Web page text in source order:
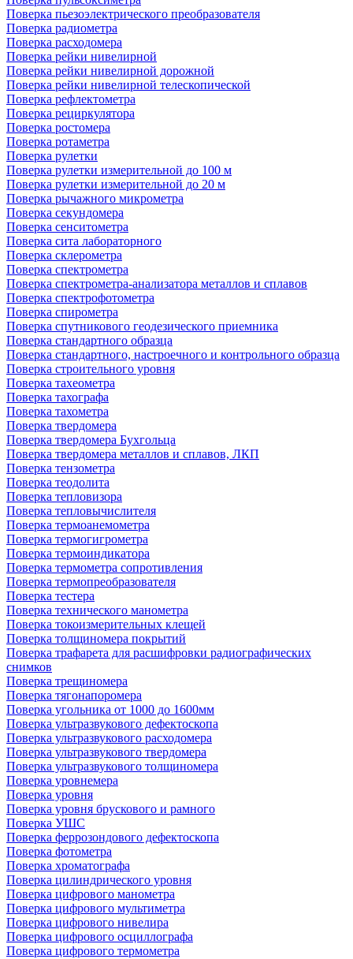
Поверка пьезоэлектрического преобразователя
Поверка радиометра
Поверка расходомера
Поверка рейки нивелирной
Поверка рейки нивелирной дорожной
Поверка рейки нивелирной телескопической
Поверка рефлектометра
Поверка рециркулятора
Поверка ростомера
Поверка ротаметра
Поверка рулетки
Поверка рулетки измерительной до 100 м
Поверка рулетки измерительной до 20 м
Поверка рычажного микрометра
Поверка секундомера
Поверка сенситометра
Поверка сита лабораторного
Поверка склерометра
Поверка спектрометра
Поверка спектрометра-анализатора металлов и сплавов
Поверка спектрофотометра
Поверка спирометра
Поверка спутникового геодезического приемника
Поверка стандартного образца
Поверка стандартного, настроечного и контрольного образца
Поверка строительного уровня
Поверка тахеометра
Поверка тахографа
Поверка тахометра
Поверка твердомера
Поверка твердомера Бухгольца
Поверка твердомера металлов и сплавов, ЛКП
Поверка тензометра
Поверка теодолита
Поверка тепловизора
Поверка тепловычислителя
Поверка термоанемометра
Поверка термогигрометра
Поверка термоиндикатора
Поверка термометра сопротивления
Поверка термопреобразователя
Поверка тестера
Поверка технического манометра
Поверка токоизмерительных клещей
Поверка толщиномера покрытий
Поверка трафарета для расшифровки радиографических
снимков
Поверка трещиномера
Поверка тягонапоромера
Поверка угольника от 1000 до 1600мм
Поверка ультразвукового дефектоскопа
Поверка ультразвукового расходомера
Поверка ультразвукового твердомера
Поверка ультразвукового толщиномера
Поверка уровнемера
Поверка уровня
Поверка уровня брускового и рамного
Поверка УШС
Поверка феррозондового дефектоскопа
Поверка фотометра
Поверка хроматографа
Поверка цилиндрического уровня
Поверка цифрового манометра
Поверка цифрового мультиметра
Поверка цифрового нивелира
Поверка цифрового осциллографа
Поверка цифрового термометра